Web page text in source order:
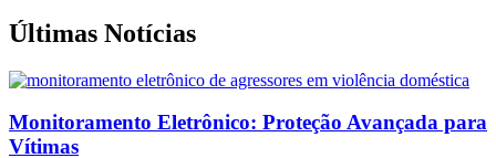
Últimas Notícias
Monitoramento Eletrônico: Proteção Avançada para
Vítimas